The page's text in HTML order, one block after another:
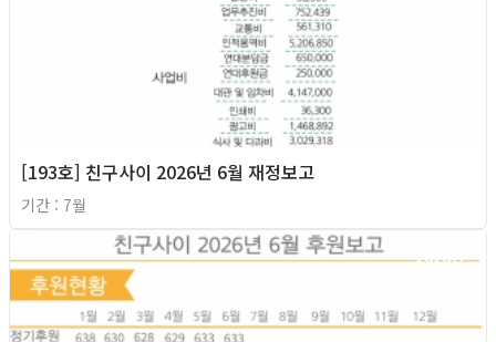
[193호] 친구사이 2026년 6월 재정보고
기간 : 7월
2026년